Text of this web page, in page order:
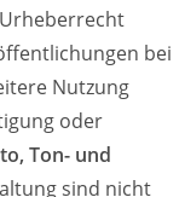
bei
Nutzung
oder
Ton- und
sind nicht